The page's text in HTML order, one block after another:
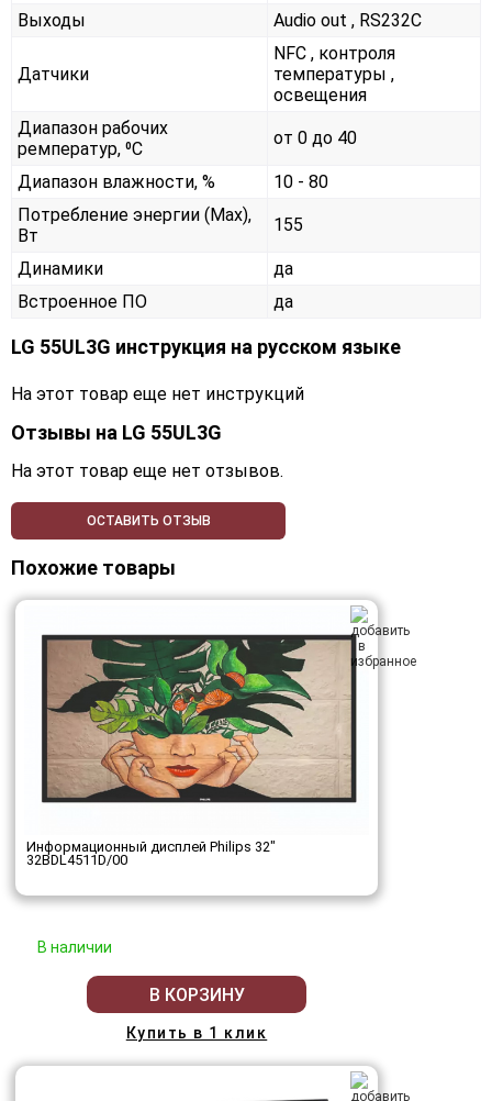
Выходы
Audio out , RS232С
Датчики
NFC , контроля
температуры ,
освещения
Диапазон рабочих
ремператур, ⁰С
от 0 до 40
Диапазон влажности, %
10 - 80
Потребление энергии (Max),
Вт
155
Динамики
да
Встроенное ПО
да
LG 55UL3G инструкция на русском языке
На этот товар еще нет инструкций
Отзывы на LG 55UL3G
На этот товар еще нет отзывов.
ОСТАВИТЬ ОТЗЫВ
Похожие товары
Информационный дисплей Philips 32"
32BDL4511D/00
В наличии
В КОРЗИНУ
Купить в 1 клик